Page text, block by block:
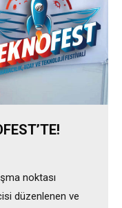
noktası
düzenlenen ve